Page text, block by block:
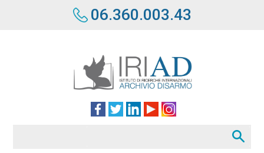
06.360.003.43